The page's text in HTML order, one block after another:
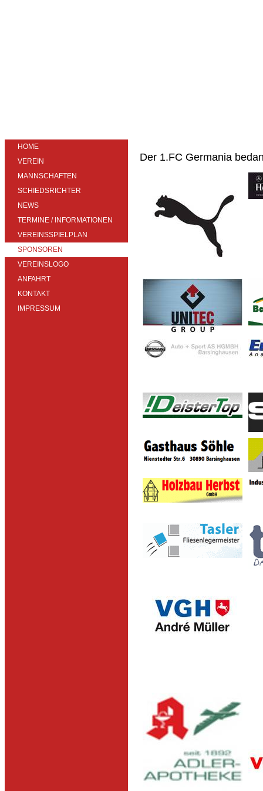
HOME
VEREIN
MANNSCHAFTEN
SCHIEDSRICHTER
NEWS
TERMINE / INFORMATIONEN
VEREINSSPIELPLAN
SPONSOREN
VEREINSLOGO
ANFAHRT
KONTAKT
IMPRESSUM
Der 1.FC Germania